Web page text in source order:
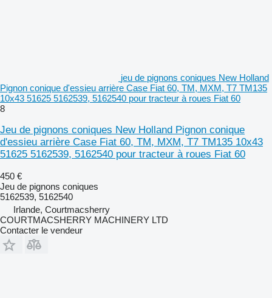
jeu de pignons coniques New Holland
Pignon conique d'essieu arrière Case Fiat 60, TM, MXM, T7 TM135
10x43 51625 5162539, 5162540 pour tracteur à roues Fiat 60
8
Jeu de pignons coniques New Holland Pignon conique
d'essieu arrière Case Fiat 60, TM, MXM, T7 TM135 10x43
51625 5162539, 5162540 pour tracteur à roues Fiat 60
450 €
Jeu de pignons coniques
5162539, 5162540
Irlande, Courtmacsherry
COURTMACSHERRY MACHINERY LTD
Contacter le vendeur